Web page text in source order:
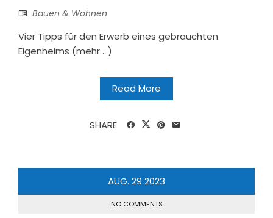
Bauen & Wohnen
Vier Tipps für den Erwerb eines gebrauchten
Eigenheims (mehr …)
Read More
SHARE
AUG. 29 2023
NO COMMENTS